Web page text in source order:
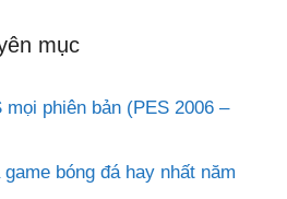
mục
phiên bản (PES 2006 –
bóng đá hay nhất năm